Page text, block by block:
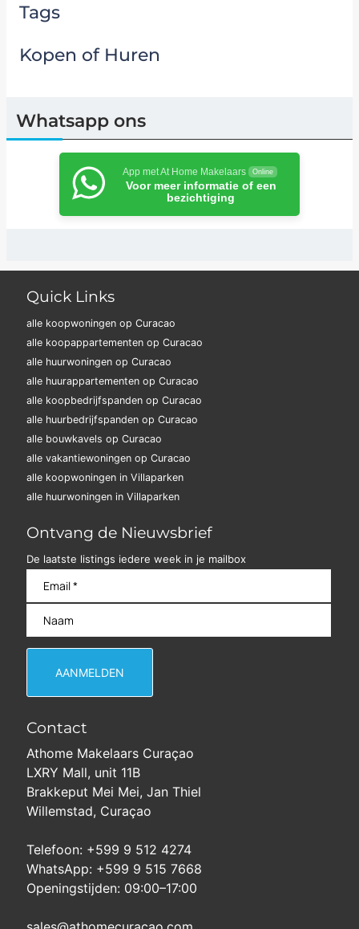
Tags
Kopen of Huren
Whatsapp ons
App met At Home Makelaars Online
Voor meer informatie of een
bezichtiging
Quick Links
alle koopwoningen op Curacao
alle koopappartementen op Curacao
alle huurwoningen op Curacao
alle huurappartementen op Curacao
alle koopbedrijfspanden op Curacao
alle huurbedrijfspanden op Curacao
alle bouwkavels op Curacao
alle vakantiewoningen op Curacao
alle koopwoningen in Villaparken
alle huurwoningen in Villaparken
Ontvang de Nieuwsbrief
De laatste listings iedere week in je mailbox
Contact
Athome Makelaars Curaçao
LXRY Mall, unit 11B
Brakkeput Mei Mei, Jan Thiel
Willemstad, Curaçao
Telefoon: +599 9 512 4274
WhatsApp: +599 9 515 7668
Openingstijden: 09:00–17:00